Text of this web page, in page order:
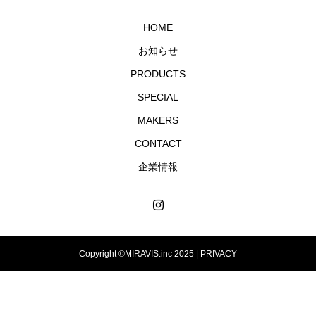
HOME
お知らせ
PRODUCTS
SPECIAL
MAKERS
CONTACT
企業情報
Copyright ©MIRAVIS.inc 2025 | PRIVACY